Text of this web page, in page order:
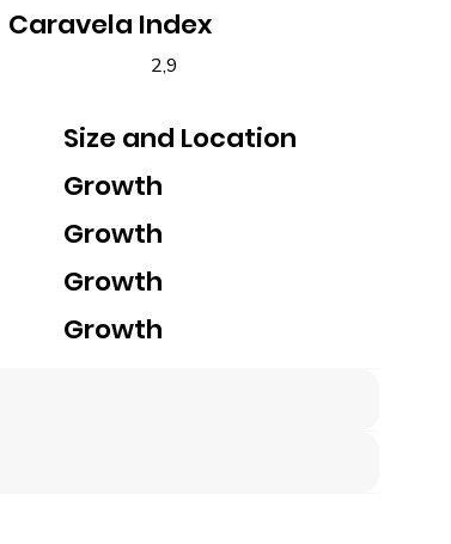
Caravela Index
2,9
Size and Location
Growth
Growth
Growth
Growth